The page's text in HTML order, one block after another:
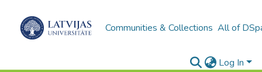
Communities & Collections All of
Log In